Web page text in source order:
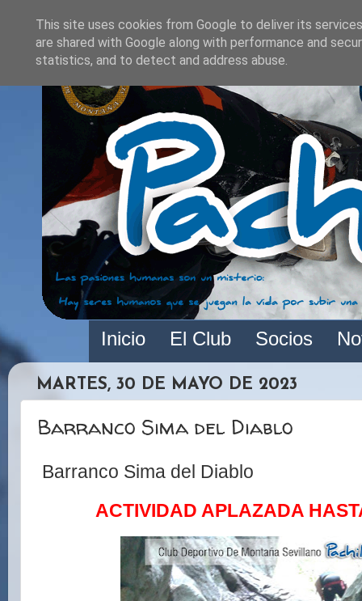
Inicio El Club Socios
MARTES, 30 DE MAYO DE 2023
Barranco Sima del Diablo
Barranco Sima del Diablo
ACTIVIDAD APLAZADA
This site uses cookies from Google to deliver its
are shared with Google along with performance and
statistics, and to detect and address abuse.